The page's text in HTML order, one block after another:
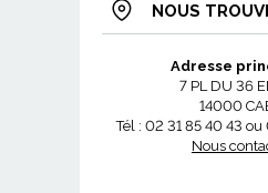
NOUS
Adresse
7 PL DU 36
14000
Tél : 02 31 85 40 43
Nous